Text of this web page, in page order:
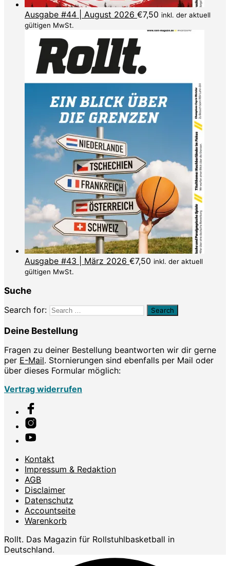
Ausgabe #44 | August 2026 €7,50 inkl. der aktuell
gültigen MwSt.
Ausgabe #43 | März 2026 €7,50 inkl. der aktuell
gültigen MwSt.
Suche
Search for:
Deine Bestellung
Fragen zu deiner Bestellung beantworten wir dir gerne
per E-Mail. Stornierungen sind ebenfalls per Mail oder
über dieses Formular möglich:
Vertrag widerrufen
Kontakt
Impressum & Redaktion
AGB
Disclaimer
Datenschutz
Accountseite
Warenkorb
Rollt. Das Magazin für Rollstuhlbasketball in
Deutschland.